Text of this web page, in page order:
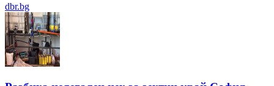
dbr.bg